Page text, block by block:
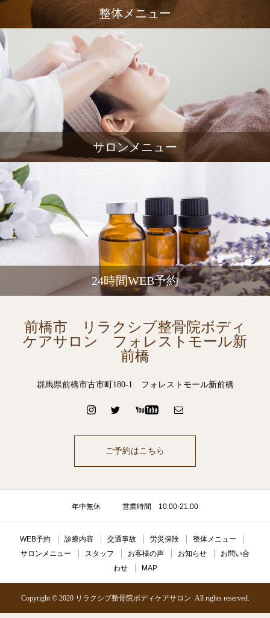
整体メニュー
サロンメニュー
24時間WEB予約
前橋市 リラクシブ整骨院ボディ
ケアサロン フォレストモール新
前橋
群馬県前橋市古市町180-1 フォレストモール新前橋
ご予約はこちら
年中無休 営業時間 10:00-21:00
WEB予約 診療内容 交通事故 労災保険
整体メニュー
サロンメニュー
スタッフ お客様の声 お知らせ
お問い合
わせ
MAP
Copyright © 2020 リラクシブ整骨院ボディケアサロン. All rights reserved.